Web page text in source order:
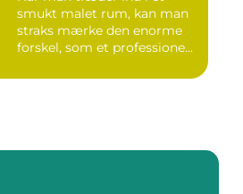
smukt malet rum, kan man
straks mærke den enorme
forskel, som et professione...